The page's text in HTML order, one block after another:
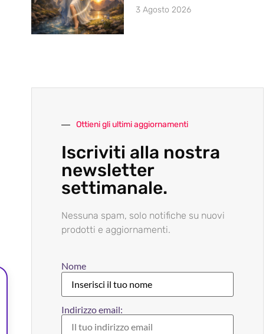
3 Agosto 2026
Ottieni gli ultimi aggiornamenti
Iscriviti alla nostra
newsletter
settimanale.
Nessuna spam, solo notifiche su nuovi
prodotti e aggiornamenti.
Nome
Indirizzo email: